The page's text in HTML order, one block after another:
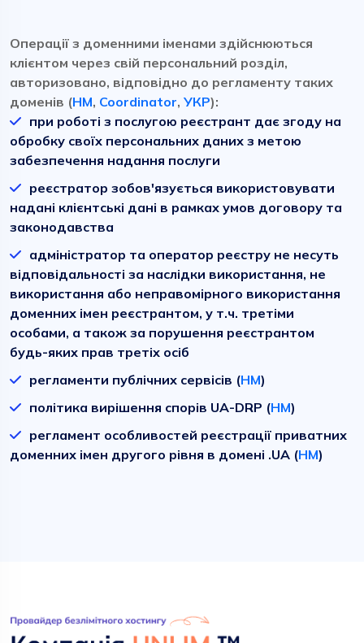
Операції з доменними іменами здійснюються
клієнтом через свій персональний розділ,
авторизовано, відповідно до регламенту таких
доменів (HM, Coordinator, УКР):
при роботі з послугою реєстрант дає згоду на
обробку своїх персональних даних з метою
забезпечення надання послуги
реєстратор зобов'язується використовувати
надані клієнтські дані в рамках умов договору та
законодавства
адміністратор та оператор реєстру не несуть
відповідальності за наслідки використання, не
використання або неправомірного використання
доменних імен реєстрантом, у т.ч. третіми
особами, а також за порушення реєстрантом
будь-яких прав третіх осіб
регламенти публічних сервісів (HM)
політика вирішення спорів UA-DRP (HM)
регламент особливостей реєстрації приватних
доменних імен другого рівня в домені .UA (HM)